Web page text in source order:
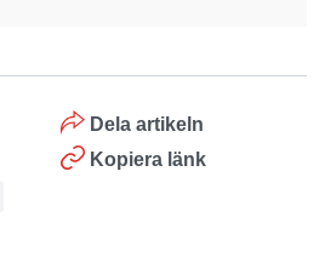
Dela artikeln
Kopiera länk